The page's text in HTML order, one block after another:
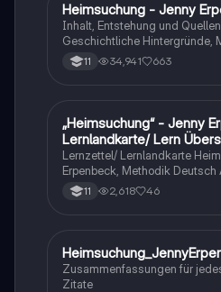
Deutsch
Heimsuchung - Jenny
Inhalt, Entstehung und
Geschichtliche Hintergründe,
stil 11 34,941 663
Deutsch
„Heimsuchung“ - Jenny
Lernlandkarte/ Lern
Lernzettel/ Lernlandkarte
Erpenbeck, Methodik Deutsch
11 2,618 46
Deutsch
Zusammenfassungen für
Zitate